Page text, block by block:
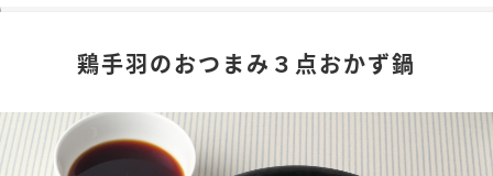
商品情報
商品カテゴリ
鶏手羽のおつまみ３点おかず鍋